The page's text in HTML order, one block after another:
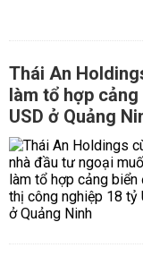
Thái An
làm tổ hợp
USD ở Quảng